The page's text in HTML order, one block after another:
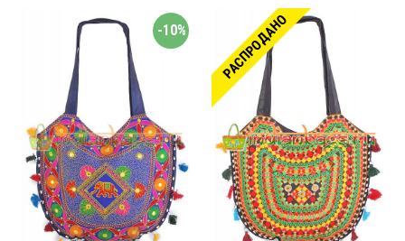
-10% РАСПРОДАНО